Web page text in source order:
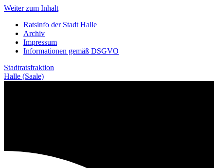
Weiter zum Inhalt
Ratsinfo der Stadt Halle
Archiv
Impressum
Informationen gemäß DSGVO
Stadtratsfraktion
Halle (Saale)